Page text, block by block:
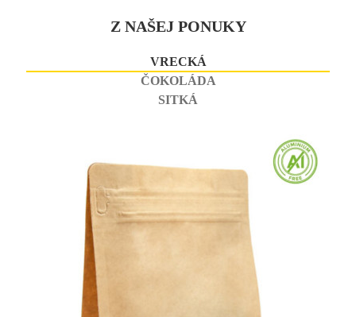
Z NAŠEJ PONUKY
VRECKÁ
ČOKOLÁDA
SITKÁ